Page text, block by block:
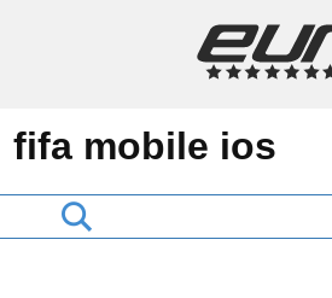
fifa mobile ios